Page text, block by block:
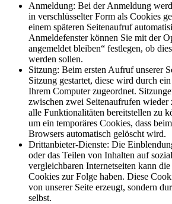
Anmeldung: Bei der Anmeldung
in verschlüsselter Form als Cookies
einem späteren Seitenaufruf
Anmeldefenster können Sie mit der
angemeldet bleiben“ festlegen, ob
werden sollen.
Sitzung: Beim ersten Aufruf unserer
Sitzung gestartet, diese wird durch
Ihrem Computer zugeordnet.
zwischen zwei Seitenaufrufen wieder
alle Funktionalitäten bereitstellen zu
um ein temporäres Cookies, dass
Browsers automatisch gelöscht wird.
Drittanbieter-Dienste: Die
oder das Teilen von Inhalten auf
vergleichbaren Internetseiten kann
Cookies zur Folge haben. Diese
von unserer Seite erzeugt, sondern
selbst.